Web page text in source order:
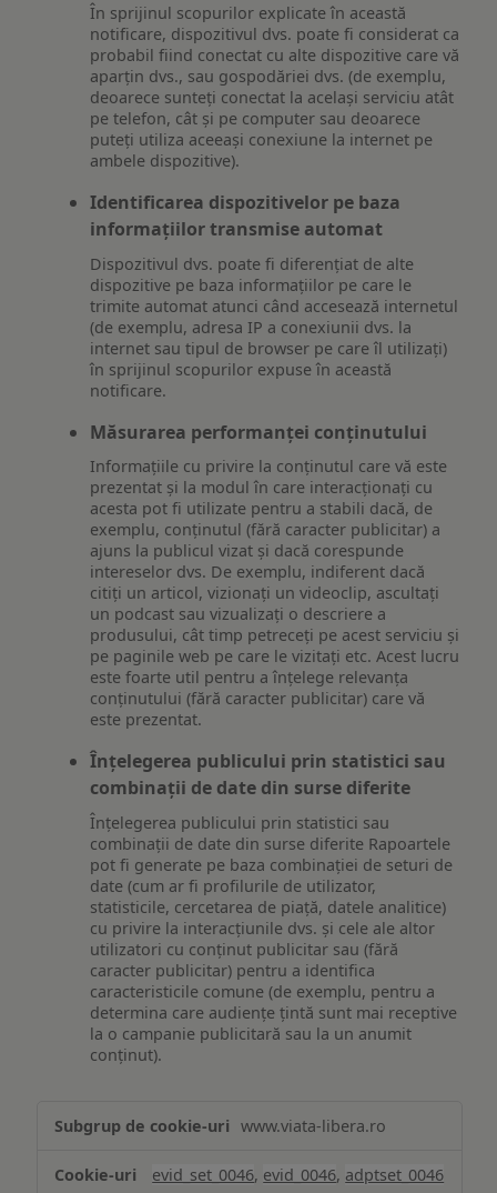
În sprijinul scopurilor explicate în această
notificare, dispozitivul dvs. poate fi considerat ca
probabil fiind conectat cu alte dispozitive care vă
aparțin dvs., sau gospodăriei dvs. (de exemplu,
deoarece sunteți conectat la același serviciu atât
pe telefon, cât și pe computer sau deoarece
puteți utiliza aceeași conexiune la internet pe
ambele dispozitive).
Identificarea dispozitivelor pe baza
informațiilor transmise automat
Dispozitivul dvs. poate fi diferențiat de alte
dispozitive pe baza informațiilor pe care le
trimite automat atunci când accesează internetul
(de exemplu, adresa IP a conexiunii dvs. la
internet sau tipul de browser pe care îl utilizați)
în sprijinul scopurilor expuse în această
notificare.
Măsurarea performanței conținutului
Informațiile cu privire la conținutul care vă este
prezentat și la modul în care interacționați cu
acesta pot fi utilizate pentru a stabili dacă, de
exemplu, conținutul (fără caracter publicitar) a
ajuns la publicul vizat și dacă corespunde
intereselor dvs. De exemplu, indiferent dacă
citiți un articol, vizionați un videoclip, ascultați
un podcast sau vizualizați o descriere a
produsului, cât timp petreceți pe acest serviciu și
pe paginile web pe care le vizitați etc. Acest lucru
este foarte util pentru a înțelege relevanța
conținutului (fără caracter publicitar) care vă
este prezentat.
Înțelegerea publicului prin statistici sau
combinații de date din surse diferite
Înțelegerea publicului prin statistici sau
combinații de date din surse diferite Rapoartele
pot fi generate pe baza combinației de seturi de
date (cum ar fi profilurile de utilizator,
statisticile, cercetarea de piață, datele analitice)
cu privire la interacțiunile dvs. și cele ale altor
utilizatori cu conținut publicitar sau (fără
caracter publicitar) pentru a identifica
caracteristicile comune (de exemplu, pentru a
determina care audiențe țintă sunt mai receptive
la o campanie publicitară sau la un anumit
conținut).
www.viata-libera.ro
evid_set_0046, evid_0046, adptset_0046